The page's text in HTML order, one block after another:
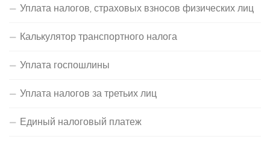
Уплата налогов, страховых взносов физических лиц
Калькулятор транспортного налога
Уплата госпошлины
Уплата налогов за третьих лиц
Единый налоговый платеж